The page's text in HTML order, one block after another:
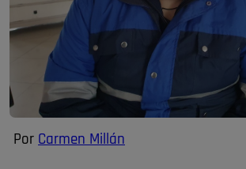
Por Carmen Millán